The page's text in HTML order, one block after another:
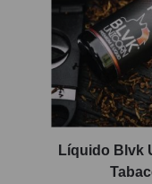
Líquido Blvk